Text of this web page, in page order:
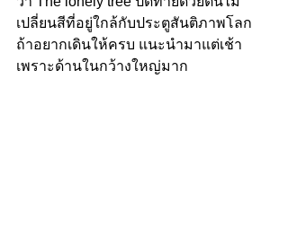
เปลี่ยนสีที่อยู่ใกล้กับประตูสันติภาพโลก
ถ้าอยากเดินให้ครบ แนะนำมาแต่เช้า
เพราะด้านในกว้างใหญ่มาก